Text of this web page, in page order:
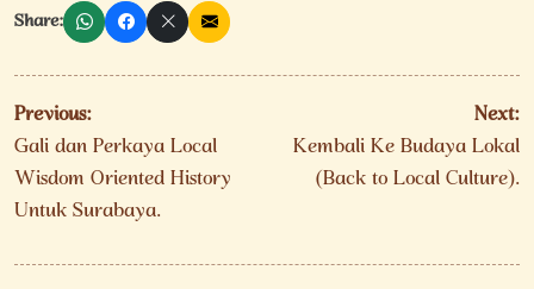
Share:
Navigasi
pos
Previous:
Gali dan Perkaya Local
Wisdom Oriented History
Untuk Surabaya.
Next:
Kembali Ke Budaya Lokal
(Back to Local Culture).